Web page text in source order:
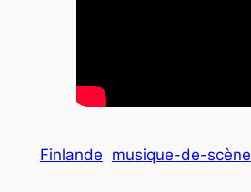
Finlande musique-de-scène